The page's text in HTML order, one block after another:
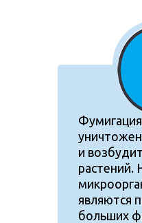
и
растений.
являются
больших